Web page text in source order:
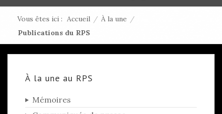
Vous êtes ici : Accueil / À la une /
Publications du RPS
À la une au RPS
Mémoires